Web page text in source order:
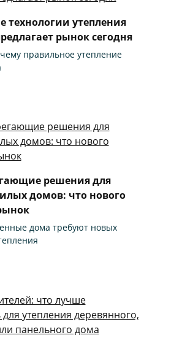
технологии утепления
рынок сегодня
правильное утепление
решения для
домов: что нового
дома требуют новых